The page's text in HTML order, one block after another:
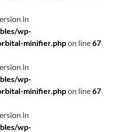
in
wp-
minifier.phpon line67
in
wp-
minifier.phpon line67
in
wp-